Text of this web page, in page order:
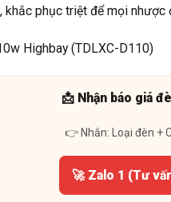
khắc phục triệt để mọi
📩 Nhận báo giá
👉 Nhắn: Loại đèn +
🚀 Zalo 1 (Tư